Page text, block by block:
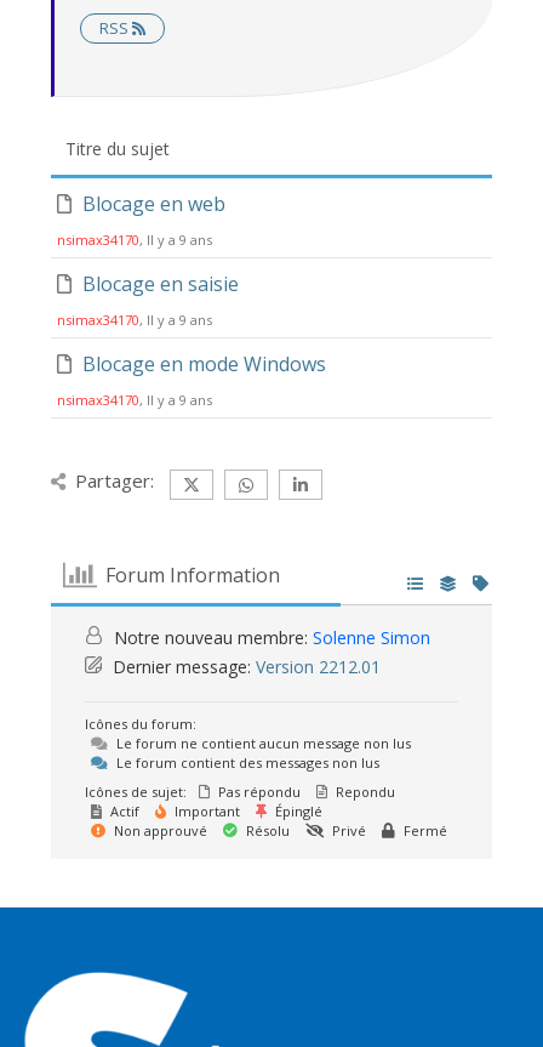
RSS
Titre du sujet
Blocage en web
nsimax34170, Il y a 9 ans
Blocage en saisie
nsimax34170, Il y a 9 ans
Blocage en mode Windows
nsimax34170, Il y a 9 ans
Partager:
Forum Information
Notre nouveau membre:Solenne Simon
Dernier message:Version 2212.01
Icônes du forum:
Le forum ne contient aucun message non lus
Le forum contient des messages non lus
Icônes de sujet:
Pas répondu
Repondu
Actif
Important
Épinglé
Non approuvé
Résolu Privé Fermé